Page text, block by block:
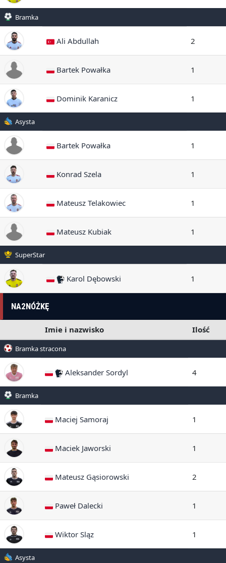
Bramka
Ali Abdullah 2
Bartek Powałka 1
Dominik Karanicz 1
Asysta
Bartek Powałka 1
Konrad Szela 1
Mateusz Telakowiec 1
Mateusz Kubiak 1
SuperStar
Karol Dębowski 1
NA2NÓŻKĘ
Imie i nazwisko Ilość
Bramka stracona
Aleksander Sordyl 4
Bramka
Maciej Samoraj 1
Maciek Jaworski 1
Mateusz Gąsiorowski 2
Paweł Dalecki 1
Wiktor Sląz 1
Asysta